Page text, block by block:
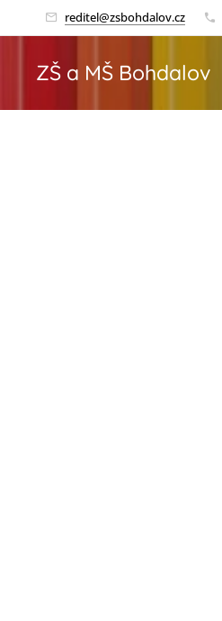
reditel@zsbohdalov.cz
ZŠ a MŠ Bohdalov